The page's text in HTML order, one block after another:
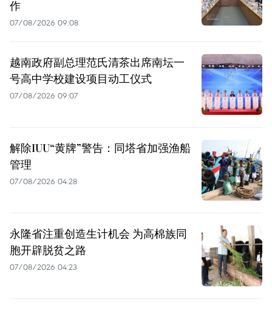
作
07/08/2026 09:08
越南政府副总理范氏清茶出席南坛一
号高中学校建设项目动工仪式
07/08/2026 09:07
解除IUU“黄牌”警告：同塔省加强渔船
管理
07/08/2026 04:28
永隆省注重创造生计机会 为高棉族同
胞开辟脱贫之路
07/08/2026 04:23